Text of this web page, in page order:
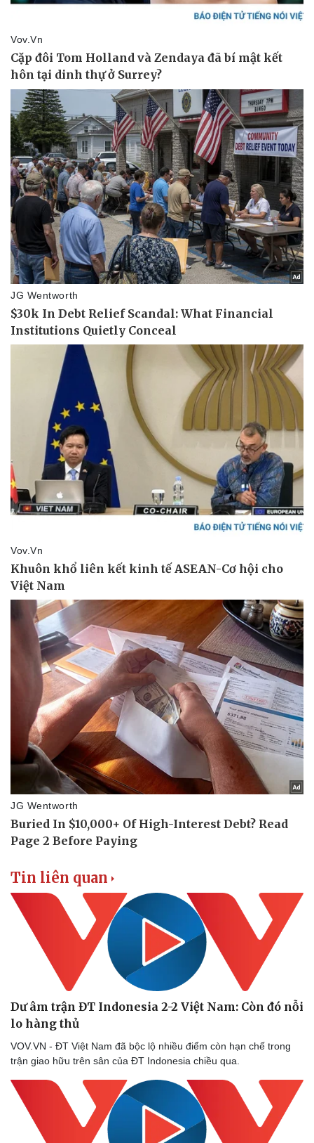
Thể thao
Bóng đá
Lịch thi đấu bóng đá
Thế giới thể thao
eSports
Hậu trường
Ô tô - Xe máy
Ô tô
Tư vấn
Doanh nghiệp
Thông tin doanh nghiệp
Doanh nghiệp 24h
Doanh nhân
Vì cộng đồng
Công nghệ
Tin Công nghệ
Trải nghiệm
Tin liên quan
Dư âm trận ĐT Indonesia 2-2 Việt Nam: Còn đó nỗi
lo hàng thủ
VOV.VN - ĐT Việt Nam đã bộc lộ nhiều điểm còn hạn chế trong
trận giao hữu trên sân của ĐT Indonesia chiều qua.